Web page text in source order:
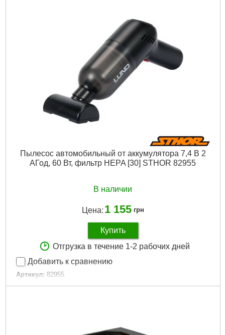
Пылесос автомобильный от аккумулятора 7,4 В 2
АГод, 60 Вт, фильтр HEPA [30] STHOR 82955
В наличии
Цена: 1 155 грн
Купить
Отгрузка в течение 1-2 рабочих дней
Добавить к сравнению
Артикул: 82955
Код товара: 29.36.35